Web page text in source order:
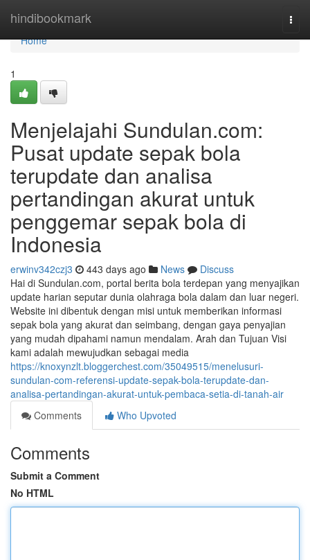
hindibookmark
Home
Home
1
Menjelajahi Sundulan.com:
Pusat update sepak bola
terupdate dan analisa
pertandingan akurat untuk
penggemar sepak bola di
Indonesia
erwinv342czj3 443 days ago News
Discuss
Hai di Sundulan.com, portal berita bola terdepan yang menyajikan
update harian seputar dunia olahraga bola dalam dan luar negeri.
Website ini dibentuk dengan misi untuk memberikan informasi
sepak bola yang akurat dan seimbang, dengan gaya penyajian
yang mudah dipahami namun mendalam. Arah dan Tujuan Visi
kami adalah mewujudkan sebagai media
https://knoxynzlt.bloggerchest.com/35049515/menelusuri-
sundulan-com-referensi-update-sepak-bola-terupdate-dan-
analisa-pertandingan-akurat-untuk-pembaca-setia-di-tanah-air
Comments
Who Upvoted
Comments
Submit a Comment
No HTML